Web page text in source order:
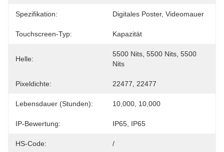
Spezifikation: Digitales Poster, Videomauer
Touchscreen-Typ: Kapazität
Helle:
5500 Nits, 5500 Nits, 5500
Nits
Pixeldichte: 22477, 22477
Lebensdauer (Stunden): 10,000, 10,000
IP-Bewertung: IP65, IP65
HS-Code: /